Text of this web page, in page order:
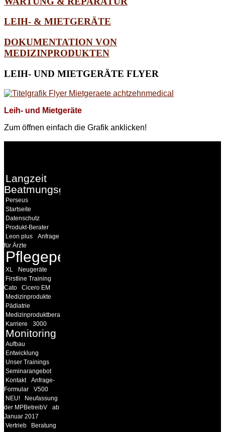
LEIH- & MIETGERÄTE
DOKUMENTATION VON
MEDIZINPRODUKTEN
LEIH- UND MIETGERÄTE FLYER
Leih- und Mietgeräte
Zum öffnen einfach die Grafik anklicken!
Langzeit
Beatmungsgeräte
Perseus
Startseite
Datenschutz
Produkt-Berater
Leon plus
Anfrage
für Ärzte
Pflegepersonal
XL
Neugeräte
Firstline Training
Cato
Cicero EM
Medizinprodukte
Pädiatrie
Medizinproduktberater
Karriere
3000
Monitoring
Aufbau
Entwicklung
Unser Trainings
Seminarangebot
Kontakt
Anfrage-
Formular
V500
NEU!
Neufassung
der MPBetreibV
ab
Januar 2017
Vertrieb
Beratung